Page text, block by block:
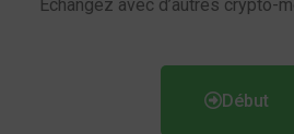
Échangez avec d’autres crypto-
Début